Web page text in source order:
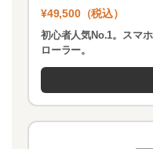
¥49,500（税込）
初心者人気No.1。スマ
ローラー。